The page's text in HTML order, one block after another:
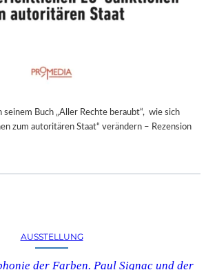
seinem Buch „Aller Rechte beraubt“, wie sich
zum autoritären Staat“ verändern – Rezension
AUSSTELLUNG
der Farben. Paul Signac und der